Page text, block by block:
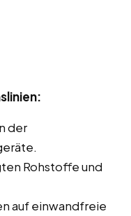
der
Rohstoffe und
auf einwandfreie